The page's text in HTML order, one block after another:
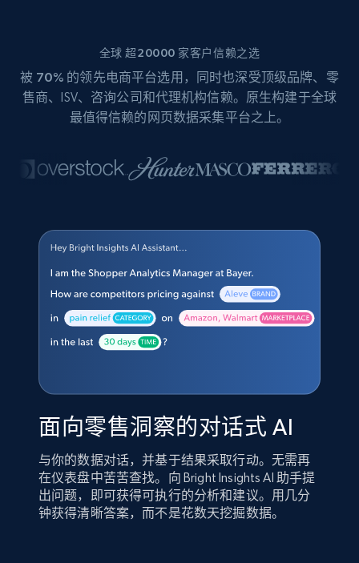
全球 超20000 家客户信赖之选
被 70% 的领先电商平台选用，同时也深受顶级品牌、零
售商、ISV、咨询公司和代理机构信赖。原生构建于全球
最值得信赖的网页数据采集平台之上。
面向零售洞察的对话式 AI
与你的数据对话，并基于结果采取行动。无需再
在仪表盘中苦苦查找。向 Bright Insights AI 助手提
出问题，即可获得可执行的分析和建议。用几分
钟获得清晰答案，而不是花数天挖掘数据。